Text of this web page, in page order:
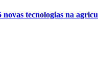
novas tecnologias na